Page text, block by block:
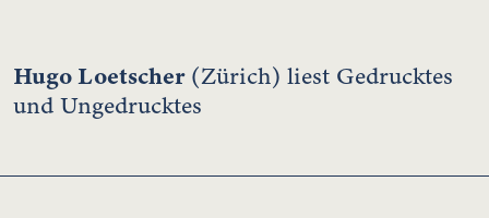
Hugo Loetscher (Zürich) liest Gedrucktes
und Ungedrucktes